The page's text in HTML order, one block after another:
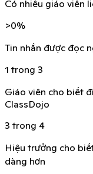
Có nhiều giáo viên
>0%
Tin nhắn được đọc
1 trong 3
Giáo viên cho biết
ClassDojo
3 trong 4
Hiệu trưởng cho
dàng hơn